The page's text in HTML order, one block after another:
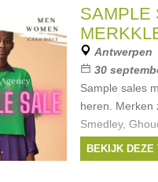
Schneiders,
Follovers,
Merken:
Schneiders
SAMPLE
Antwerpen
30
Sample sales
heren. Merken
Smedley,
Lea,
Gherardi,
BEKIJK DEZE